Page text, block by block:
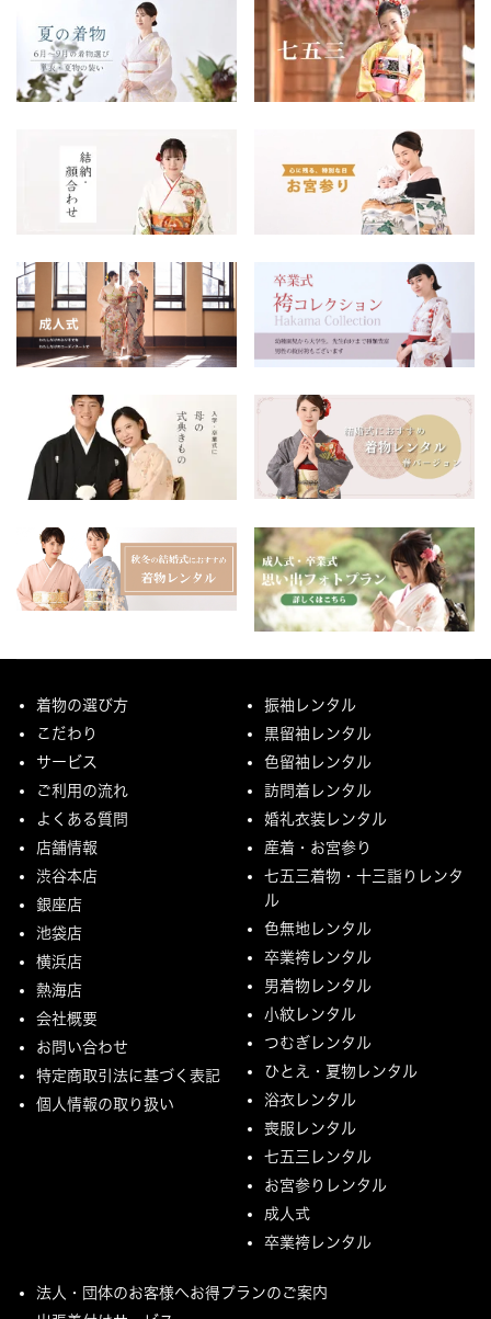
着物の選び方
こだわり
サービス
ご利用の流れ
よくある質問
店舗情報
渋谷本店
銀座店
池袋店
横浜店
熱海店
会社概要
お問い合わせ
特定商取引法に基づく表記
個人情報の取り扱い
振袖レンタル
黒留袖レンタル
色留袖レンタル
訪問着レンタル
婚礼衣装レンタル
産着・お宮参り
七五三着物・十三詣りレンタ
ル
色無地レンタル
卒業袴レンタル
男着物レンタル
小紋レンタル
つむぎレンタル
ひとえ・夏物レンタル
浴衣レンタル
喪服レンタル
七五三レンタル
お宮参りレンタル
成人式
卒業袴レンタル
法人・団体のお客様へお得プランのご案内